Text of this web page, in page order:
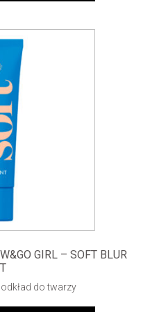
GIRL – SOFT BLUR
do twarzy